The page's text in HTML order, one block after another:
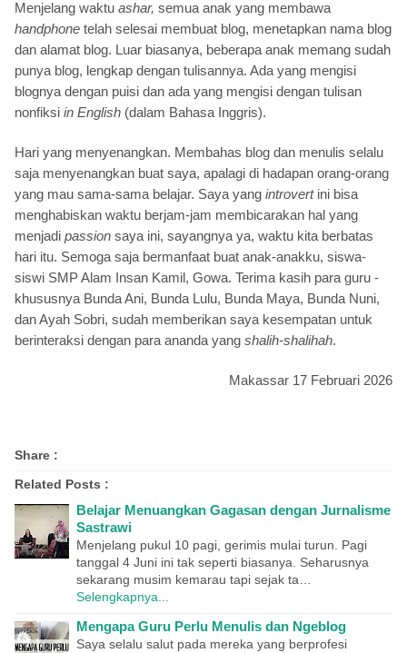
Menjelang waktu ashar, semua anak yang membawa
handphone telah selesai membuat blog, menetapkan nama blog
dan alamat blog. Luar biasanya, beberapa anak memang sudah
punya blog, lengkap dengan tulisannya. Ada yang mengisi
blognya dengan puisi dan ada yang mengisi dengan tulisan
nonfiksi in English (dalam Bahasa Inggris).
Hari yang menyenangkan. Membahas blog dan menulis selalu
saja menyenangkan buat saya, apalagi di hadapan orang-orang
yang mau sama-sama belajar. Saya yang introvert ini bisa
menghabiskan waktu berjam-jam membicarakan hal yang
menjadi passion saya ini, sayangnya ya, waktu kita berbatas
hari itu. Semoga saja bermanfaat buat anak-anakku, siswa-
siswi SMP Alam Insan Kamil, Gowa. Terima kasih para guru -
khususnya Bunda Ani, Bunda Lulu, Bunda Maya, Bunda Nuni,
dan Ayah Sobri, sudah memberikan saya kesempatan untuk
berinteraksi dengan para ananda yang shalih-shalihah.
Makassar 17 Februari 2026
Share :
Related Posts :
Belajar Menuangkan Gagasan dengan Jurnalisme
Sastrawi
Menjelang pukul 10 pagi, gerimis mulai turun. Pagi
tanggal 4 Juni ini tak seperti biasanya. Seharusnya
sekarang musim kemarau tapi sejak ta…
Selengkapnya...
Mengapa Guru Perlu Menulis dan Ngeblog
Saya selalu salut pada mereka yang berprofesi